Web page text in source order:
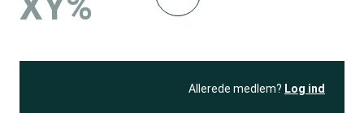
Allerede medlem? Log ind